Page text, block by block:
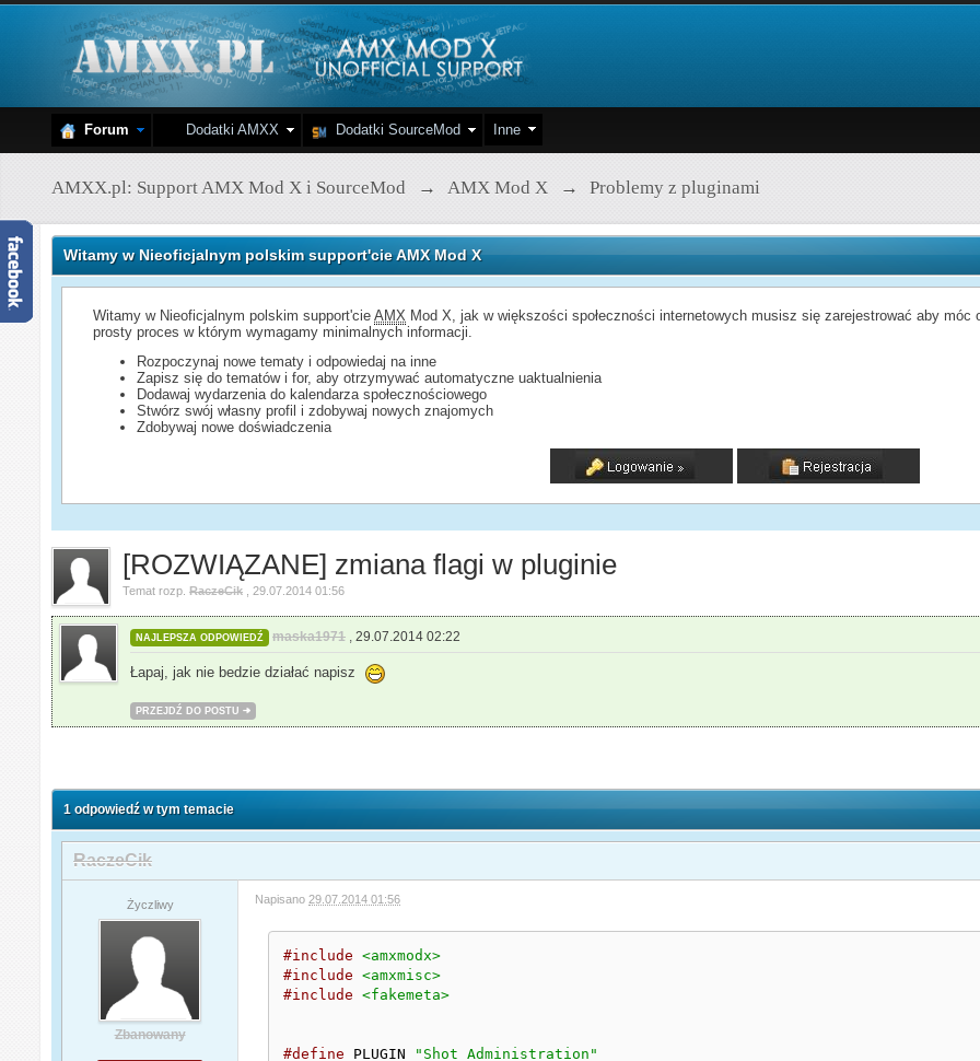
Forum Dodatki AMXX Dodatki SourceMod Inne
AMXX.pl: Support AMX Mod X i SourceMod → AMX Mod X → Problemy z pluginami
Witamy w Nieoficjalnym polskim support'cie AMX Mod X
Witamy w Nieoficjalnym polskim support'cieAMX Mod X, jak w większości społeczności internetowych musisz się zarejestrować aby
prosty proces w którym wymagamy minimalnych informacji.
Rozpoczynaj nowe tematy i odpowiedaj na inne
Zapisz się do tematów i for, aby otrzymywać automatyczne uaktualnienia
Dodawaj wydarzenia do kalendarza społecznościowego
Stwórz swój własny profil i zdobywaj nowych znajomych
Zdobywaj nowe doświadczenia
[ROZWIĄZANE] zmiana flagi w pluginie
Temat rozp.RaczeCik 29.07.2014 01:56
NAJLEPSZA ODPOWIEDŹ maska1971 ,29.07.2014 02:22
Łapaj, jak nie bedzie działać napisz
PRZEJDŹ DO POSTU
1 odpowiedź w tym temacie
RaczeCik
Życzliwy
Zbanowany
Napisano 29.07.2014 01:56
#include
<amxmodx>
#include
<amxmisc>
#include
<fakemeta>
#define PLUGIN
"Shot Administration"